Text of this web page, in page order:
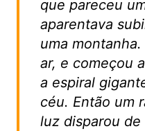
que pareceu
aparentava
uma
ar, e começou
a espiral
céu. Então um
luz disparou de